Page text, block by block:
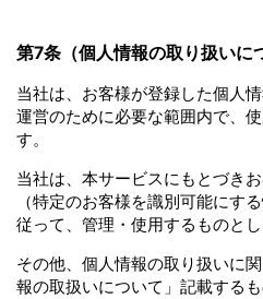
第7条（個人情報の取り扱いに
当社は、お客様が登録した個人
運営のために必要な範囲内で、
す。
当社は、本サービスにもとづき
（特定のお客様を識別可能にす
従って、管理・使用するものとし
その他、個人情報の取り扱いに
報の取扱いについて」記載するも